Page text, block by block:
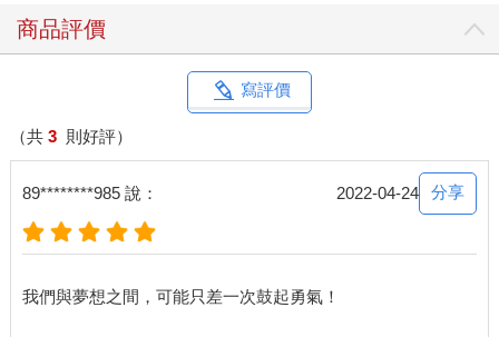
商品評價
寫評價
（共 3 則好評）
89********985 說： 2022-04-24 分享
我們與夢想之間，可能只差一次鼓起勇氣！